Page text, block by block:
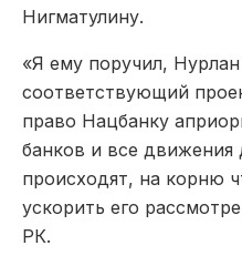
Нигматулину.
«Я ему поручил,
соответствующий
право Нацбанку
банков и все движения
происходят, на корню
ускорить его
РК.